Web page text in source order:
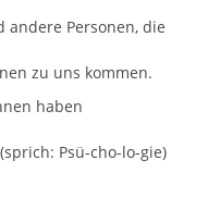
Personen, die
zu uns kommen.
haben
Psü-cho-lo-gie)